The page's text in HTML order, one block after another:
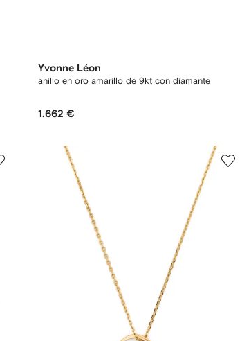
Yvonne Léon
anillo en oro amarillo de 9kt con diamante
1.662 €